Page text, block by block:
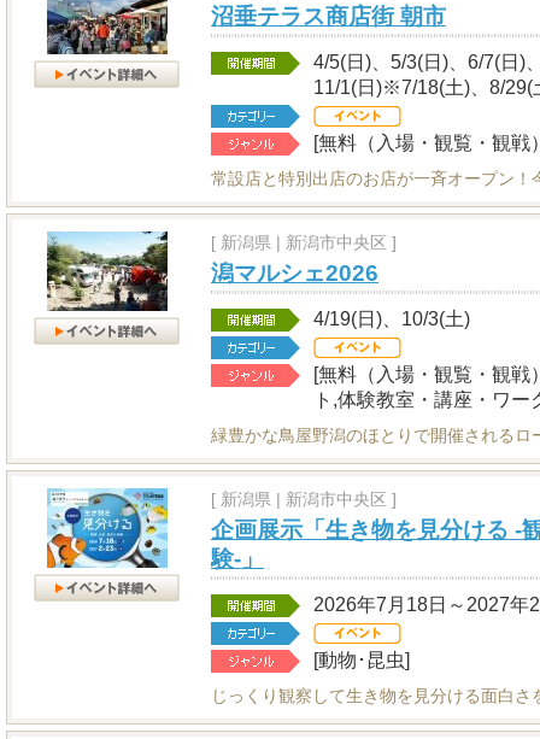
沼垂テラス商店街 朝市
4/5(日)、5/3(日)、6/7(日)
11/1(日)※7/18(土)、8/29(
[無料（入場・観覧・観戦
常設店と特別出店のお店が一斉オープン！
[ 新潟県 | 新潟市中央区 ]
潟マルシェ2026
4/19(日)、10/3(土)
[無料（入場・観覧・観戦
ト,体験教室・講座・ワー
緑豊かな鳥屋野潟のほとりで開催されるロ
[ 新潟県 | 新潟市中央区 ]
企画展示「生き物を見分ける -
験-」
2026年7月18日～2027年
[動物･昆虫]
じっくり観察して生き物を見分ける面白さ